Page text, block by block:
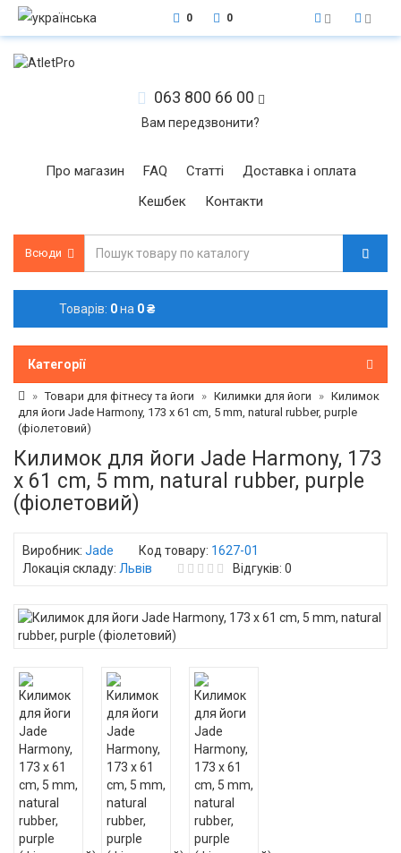
0 0
063 800 66 00
Вам передзвонити?
Про магазин FAQ Статті
Доставка і оплата
Кешбек
Контакти
Всюди
Товарів: 0на 0 ₴
Категорії
Товари для фітнесу та йоги Килимки для йоги
Килимок
для йоги Jade Harmony, 173 x 61 cm, 5 mm, natural rubber, purple
(фіолетовий)
Килимок для йоги Jade Harmony, 173
x 61 cm, 5 mm, natural rubber, purple
(фіолетовий)
Виробник: Jade Код товару: 1627-01
Локація складу: Львів Відгуків: 0